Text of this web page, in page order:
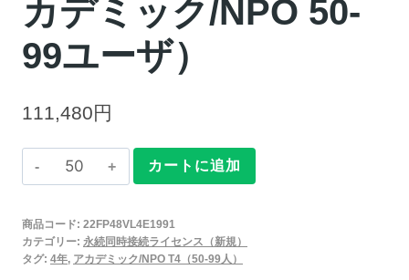
カデミック/NPO 50-
99ユーザ）
111,480円
Claris
FileMaker
永
続
カートに追加
商品コード: 22FP48VL4E1991
カテゴリー: 永続同時接続ライセンス（新規）
タグ: 4年, アカデミック/NPO T4（50-99人）